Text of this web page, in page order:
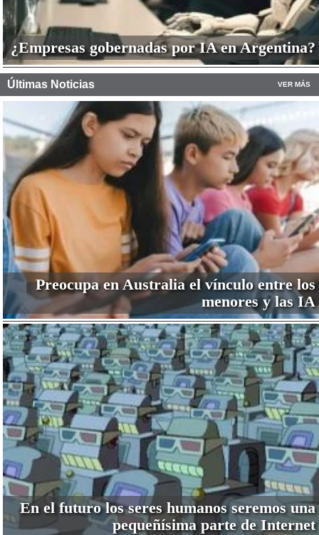
¿Empresas gobernadas por IA en Argentina?
Últimas Noticias VER MÁS
Preocupa en Australia el vínculo entre los
menores y las IA
En el futuro los seres humanos seremos una
pequeñísima parte de Internet